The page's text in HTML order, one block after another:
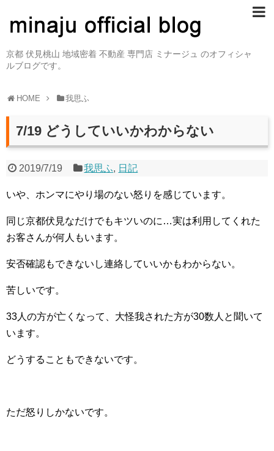
京都 伏見桃山 地域密着 不動産 専門店 ミナージュ のオフィシャ
ルブログです。
HOME 我思ふ
7/19 どうしていいかわからない
2019/7/19 我思ふ, 日記
いや、ホンマにやり場のない怒りを感じています。
同じ京都伏見なだけでもキツいのに…実は利用してくれた
お客さんが何人もいます。
安否確認もできないし連絡していいかもわからない。
苦しいです。
33人の方が亡くなって、大怪我された方が30数人と聞いて
います。
どうすることもできないです。
ただ怒りしかないです。